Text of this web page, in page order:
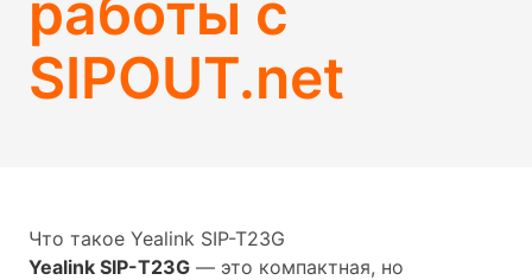
SIPOUT.net
Что такое Yealink SIP-T23G
Yealink SIP-T23G — это компактная, но